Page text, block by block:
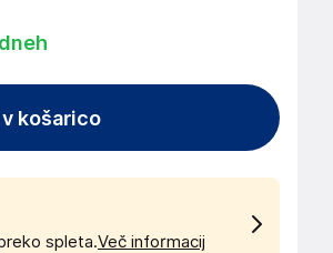
košarico
spleta.Več informacij